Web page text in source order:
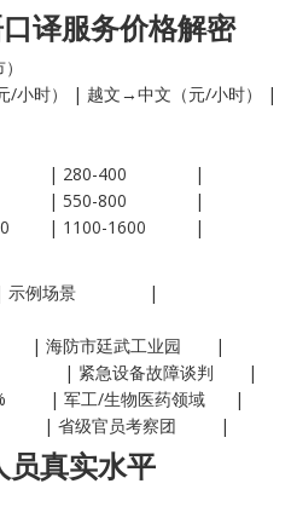
译服务价格解密
时） | 越文→中文（元/小时） |
450 | 280-400 |
900 | 550-800 |
| 1100-1600 |
示例场景 |
防市廷武工业园 |
| 紧急设备故障谈判 |
| 军工/生物医药领域 |
| 省级官员考察团 |
员真实水平